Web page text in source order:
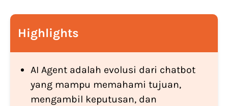
Highlights
AI Agent adalah evolusi dari chatbot
yang mampu memahami tujuan,
mengambil keputusan, dan